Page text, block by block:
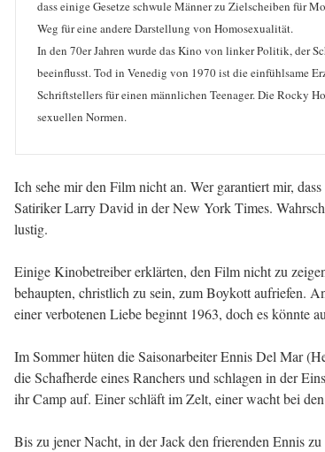
dass einige Gesetze schwule Männer zu Zielscheiben für
Weg für eine andere Darstellung von Homosexualität.
In den 70er Jahren wurde das Kino von linker Politik, der
beeinflusst. Tod in Venedig von 1970 ist die einfühlsame
Schriftstellers für einen männlichen Teenager. Die Rocky
sexuellen Normen.
Ich sehe mir den Film nicht an. Wer garantiert mir,
Satiriker Larry David in der New York Times.
lustig.
Einige Kinobetreiber erklärten, den Film nicht zu
behaupten, christlich zu sein, zum Boykott aufriefen.
einer verbotenen Liebe beginnt 1963, doch es könnte
Im Sommer hüten die Saisonarbeiter Ennis Del Mar
die Schafherde eines Ranchers und schlagen in der
ihr Camp auf. Einer schläft im Zelt, einer wacht bei
Bis zu jener Nacht, in der Jack den frierenden Ennis